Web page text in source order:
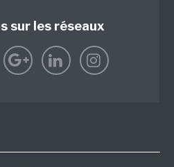
sur les réseaux